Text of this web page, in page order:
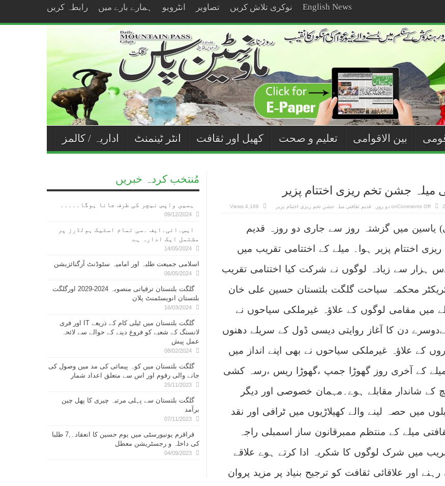
رابطہ کریں ہمارے بارے میں انٹرویو تصاویر نوکری تلاش کریں English News
بین الاقوامی تعلیم و صحت کھیل اور ثقافت انٹر ٹینمنٹ اداریہ / کالمز
میلہ جشن تخم ریزی اختتام پزیر
Comments Offon دو روزہ قدیم ثقافتی میلہ جشن تخم ریزی اختتام پزیر 4,166 Views
یاسین میں گزشتہ روز سے جاری دو روزہ قدیم
اختتام پزیر ہوا۔ میلے کے اختتامی تقریب میں
ہزار سے زیادہ لوگوں نے شرکت کیا اختتامی تقریب
محکمہ سیاحت گلگت بلتستان حسین علی خان
میں مقامی لوگوں کے علاؤہ غیرملکی سیاحوں نے
دن کا آغاز روایتی دیسی ڈول کے سریلے دھنوں
کے علاؤہ غیرملکی سیاحوں نے بھی اپنے انداز میں
کے آخری روز گھوڑا جمپ ،گھوڑا ریس ،رسہ کشی
کے شاندار مقابلے ہوے۔مہمان خصوصی اور دیگر
میں حصہ لینے والے کھیلاڑیوں میں ٹرافی اور نقد
میلے کے منتظم ممبرقانون ساز اسمبلی راجہ
میں شرک لوگوں کا شکریہ ادا کرتے ہوے علاقے
اور علاقائی ثقافت کو ترجیح بنیاد پر مزید پروان
مُنتخب کردہ خبریں
ہمیں واپس نیچر کی طرف جانا ہوگا۔۔۔۔۔
09/12/2024
ایس۔ائی۔ایف ۔سی تمام اسٹیک ہولڈرز پر
مشتمل ایک ادارہ ہے
14/05/2024
اسلامی جمیعت طلبہ اور امامیہ سٹوڈنٹ آرگنائزیشن
06/05/2024
گلگت بلتستان ترقیاتی منصوبہ 2024-2029 اورگلگت
بلتستان انویسٹمنٹ پلان
16/03/2024
گلگت بلتستان میں ٹیلی کام کے ذریعے IT اور فری
لانسنگ کے شعبے کو فروغ دینے کے حوالے سے لائحہ
عمل پیش
08/02/2024
گلگت بلتستان میں کوہ پیمائی کی مد میں وصول کی
جانے والی رقوم اور اس سے متعلق اعداد شمار
25/11/2023
گلگت بلتستان سے پہلی مرتبہ چیری کا پھل چین
برآمد
07/11/2023
قراقرم یونیورسٹی میں یوم حسین کا انعقاد۔,7 طلبا
کی داخلہ و رجسٹریشن معطل
04/09/2023